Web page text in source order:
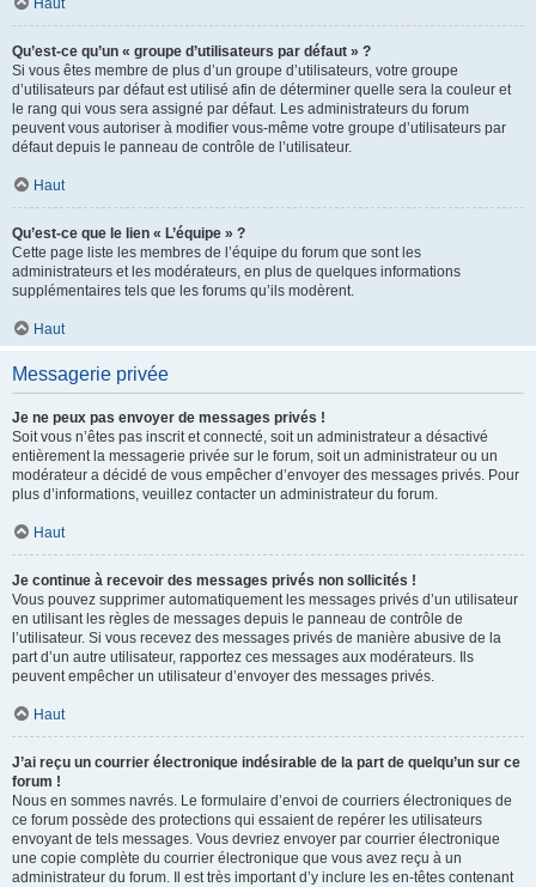
Haut
Qu’est-ce qu’un « groupe d’utilisateurs par défaut » ?
Si vous êtes membre de plus d’un groupe d’utilisateurs, votre groupe
d’utilisateurs par défaut est utilisé afin de déterminer quelle sera la couleur et
le rang qui vous sera assigné par défaut. Les administrateurs du forum
peuvent vous autoriser à modifier vous-même votre groupe d’utilisateurs par
défaut depuis le panneau de contrôle de l’utilisateur.
Haut
Qu’est-ce que le lien « L’équipe » ?
Cette page liste les membres de l’équipe du forum que sont les
administrateurs et les modérateurs, en plus de quelques informations
supplémentaires tels que les forums qu’ils modèrent.
Haut
Messagerie privée
Je ne peux pas envoyer de messages privés !
Soit vous n’êtes pas inscrit et connecté, soit un administrateur a désactivé
entièrement la messagerie privée sur le forum, soit un administrateur ou un
modérateur a décidé de vous empêcher d’envoyer des messages privés. Pour
plus d’informations, veuillez contacter un administrateur du forum.
Haut
Je continue à recevoir des messages privés non sollicités !
Vous pouvez supprimer automatiquement les messages privés d’un utilisateur
en utilisant les règles de messages depuis le panneau de contrôle de
l’utilisateur. Si vous recevez des messages privés de manière abusive de la
part d’un autre utilisateur, rapportez ces messages aux modérateurs. Ils
peuvent empêcher un utilisateur d’envoyer des messages privés.
Haut
J’ai reçu un courrier électronique indésirable de la part de quelqu’un sur ce
forum !
Nous en sommes navrés. Le formulaire d’envoi de courriers électroniques de
ce forum possède des protections qui essaient de repérer les utilisateurs
envoyant de tels messages. Vous devriez envoyer par courrier électronique
une copie complète du courrier électronique que vous avez reçu à un
administrateur du forum. Il est très important d’y inclure les en-têtes contenant